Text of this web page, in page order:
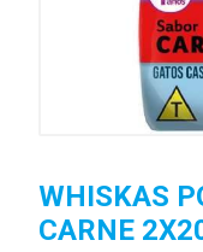
WHISKAS
CARNE